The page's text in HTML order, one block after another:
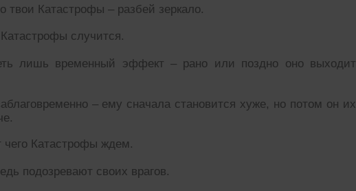
твои Катастрофы – разбей зеркало.
случится.
лишь временный эффект – рано или поздно оно выходит
– ему сначала становится хуже, но потом он их
чего Катастрофы ждем.
подозревают своих врагов.